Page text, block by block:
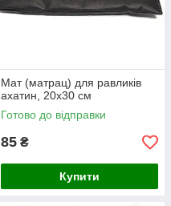
Мат (матрац) для равликів
ахатин, 20х30 см
Готово до відправки
85 ₴
Купити